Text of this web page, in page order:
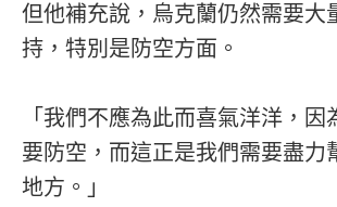
但他補充說，烏克蘭仍然需要大
持，特別是防空方面。
「我們不應為此而喜氣洋洋，因
要防空，而這正是我們需要盡力
地方。」